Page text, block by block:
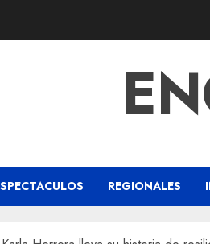
REGIONALES